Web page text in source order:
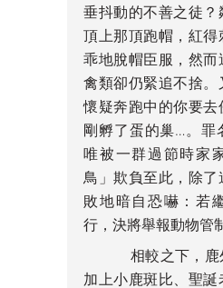
垂抖動的不善之徒
頂上那頂跑帽，紅
乖地脫帽臣服，然
禽類卻仍緊追不捨
懷疑奔跑中的你要
剛孵了蛋的巢…。罪
唯被一群過節時家
鳥」欺負至此，除
敗地暗自恐嚇：若
行，決將舉報動物管
相較之下，鹿外
加上小鹿斑比、聖